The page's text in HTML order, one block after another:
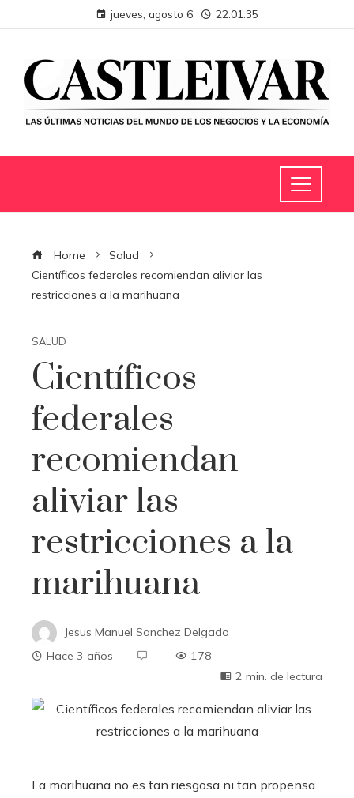
jueves, agosto 6 22:01:36
Home
Salud
Científicos federales recomiendan aliviar las
restricciones a la marihuana
SALUD
Científicos
federales
recomiendan
aliviar las
restricciones a la
marihuana
Jesus Manuel Sanchez Delgado
Hace 3 años
178
2 min. de lectura
La marihuana no es tan riesgosa ni tan propensa